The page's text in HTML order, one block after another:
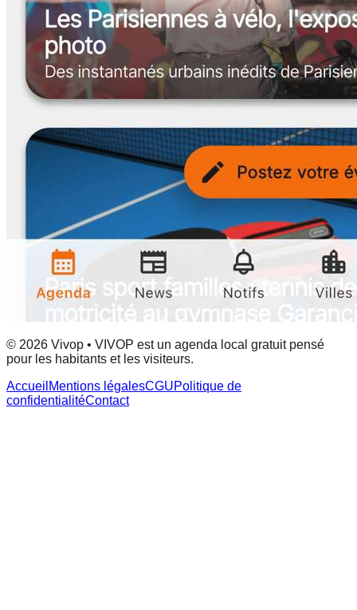
© 2026 Vivop • VIVOP est un agenda local gratuit pensé
pour les habitants et les visiteurs.
Accueil Mentions légalesCGUPolitique de
confidentialitéContact